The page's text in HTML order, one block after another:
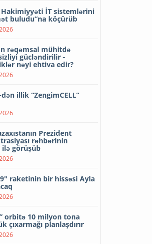
Hakimiyyəti İT sistemlərini
buludu”na köçürüb
rəqəmsal mühitdə
gücləndirilir -
nəyi ehtiva edir?
illik “ZengimCELL”
Prezident
rəhbərinin
görüşüb
raketinin bir hissəsi Ayla
orbitə 10 milyon tona
çıxarmağı planlaşdırır